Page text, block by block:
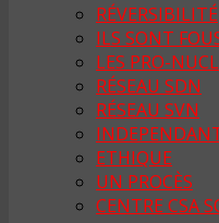
RÉVERSIBILITÉ
ILS SONT
LES PRO-
RÉSEAU SDN
RÉSEAU SVN
ETHIQUE
UN PROCÈS
CENTRE CSA